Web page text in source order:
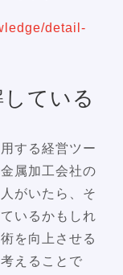
detail-
ている
する経営ツー
属加工会社の
がいたら、そ
いるかもしれ
を向上させる
えることで